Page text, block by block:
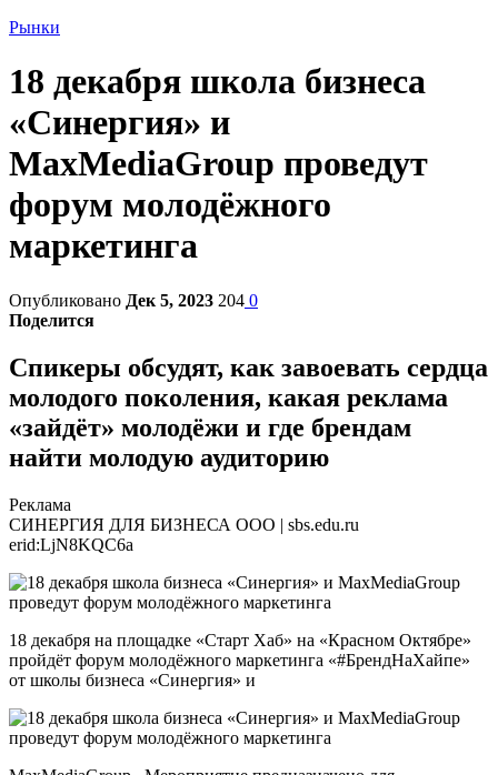
Рынки
18 декабря школа бизнеса
«Синергия» и
MaxMediaGroup проведут
форум молодёжного
маркетинга
Опубликовано Дек 5, 2023 204 0
Поделится
Спикеры обсудят, как завоевать сердца
молодого поколения, какая реклама
«зайдёт» молодёжи и где брендам
найти молодую аудиторию
Реклама
СИНЕРГИЯ ДЛЯ БИЗНЕСА ООО | sbs.edu.ru
erid:LjN8KQC6a
18 декабря на площадке «Старт Хаб» на «Красном Октябре»
пройдёт форум молодёжного маркетинга «#БрендНаХайпе»
от школы бизнеса «Синергия» и